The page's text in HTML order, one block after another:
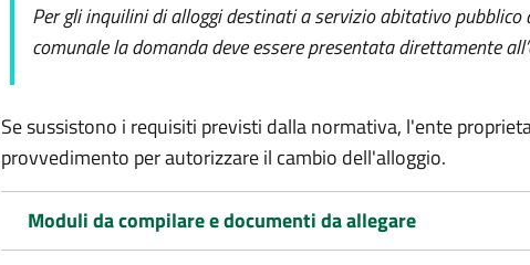
Per gli inquilini di alloggi destinati a servizio abitativo pubblico
comunale la domanda deve essere presentata direttamente
Se sussistono i requisiti previsti dalla normativa, l'ente
provvedimento per autorizzare il cambio dell'alloggio.
Moduli da compilare e documenti da allegare